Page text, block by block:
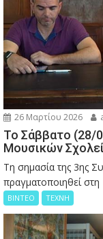
26 Μαρτίου 2026
Το Σάββατο (28/
Μουσικών
Τη σημασία της 3ης
πραγματοποιηθεί
ΒΙΝΤΕΟ ΤΕΧΝΗ